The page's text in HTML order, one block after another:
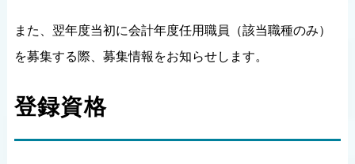
また、翌年度当初に会計年度任用職員（該当職種のみ）
を募集する際、募集情報をお知らせします。
登録資格